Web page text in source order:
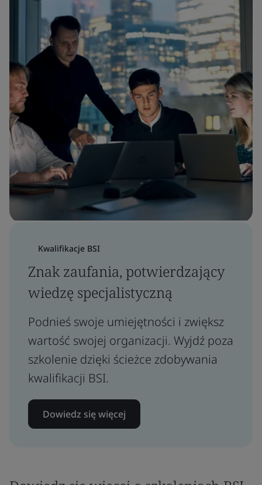
Kwalifikacje BSI
Znak zaufania, potwierdzający
wiedzę specjalistyczną
Podnieś swoje umiejętności i zwiększ
wartość swojej organizacji. Wyjdź poza
szkolenie dzięki ścieżce zdobywania
kwalifikacji BSI.
Dowiedz się więcej